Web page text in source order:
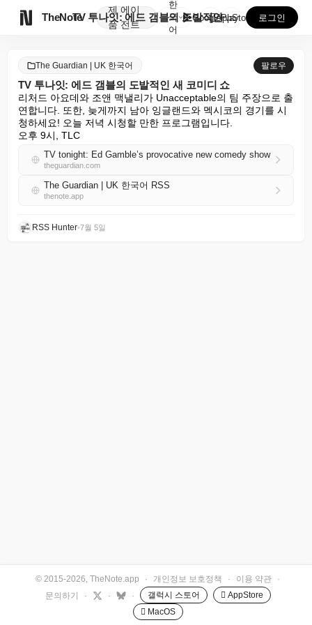
TheNote
제
품
에이
전트
TV 투나잇: 에드 갬블의 도발적인 새 코미디 쇼
한
국
어
GooglePlay
AppStore 로그인
The Guardian | UK 한국어 팔로우
TV 투나잇: 에드 갬블의 도발적인 새 코미디 쇼
리처드 아요데와 조앤 맥낼리가 Unacceptable의 팀 주장으로 출
연합니다. 또한, 늦게까지 남아 잉글랜드와 멕시코의 경기를 시
청하세요! 오늘 저녁 시청할 만한 프로그램입니다.
오후 9시, TLC
TV tonight: Ed Gamble’s provocative new comedy show
theguardian.com
The Guardian | UK 한국어 RSS
thenote.app
RSS Hunter•7월 5일
© 2015-2026, TheNote.app · 개인정보 보호정책 · 이용 약관
·
문의하기
· · · 갤럭시 스토어
 AppStore
 MacOS